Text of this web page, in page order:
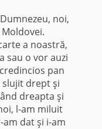
noi,
a noastră,
sau o vor auzi
pan
slujit drept şi
dreapta şi
l-am miluit
dat şi i-am